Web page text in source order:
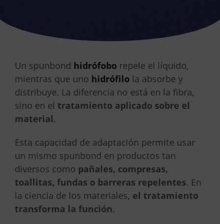
Un spunbond hidrófobo repele el líquido,
mientras que uno hidrófilo la absorbe y
distribuye. La diferencia no está en la fibra,
sino en el tratamiento aplicado sobre el
material.
Esta capacidad de adaptación permite usar
un mismo spunbond en productos tan
diversos como pañales, compresas,
toallitas, fundas o barreras repelentes. En
la ciencia de los materiales, el tratamiento
transforma la función.